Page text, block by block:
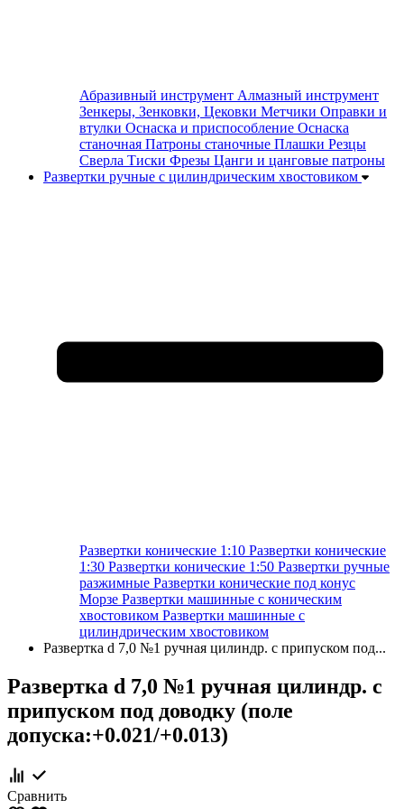
Абразивный инструмент Алмазный инструмент
Зенкеры, Зенковки, Цековки Метчики Оправки и
втулки Оснаска и приспособление Оснаска
станочная Патроны станочные Плашки Резцы
Сверла Тиски Фрезы Цанги и цанговые патроны
Развертки ручные с цилиндрическим хвостовиком
Развертки конические 1:10 Развертки конические
1:30 Развертки конические 1:50 Развертки ручные
разжимные Развертки конические под конус
Морзе Развертки машинные с коническим
хвостовиком Развертки машинные с
цилиндрическим хвостовиком
Развертка d 7,0 №1 ручная цилиндр. с припуском под...
Развертка d 7,0 №1 ручная цилиндр. с
припуском под доводку (поле
допуска:+0.021/+0.013)
Сравнить